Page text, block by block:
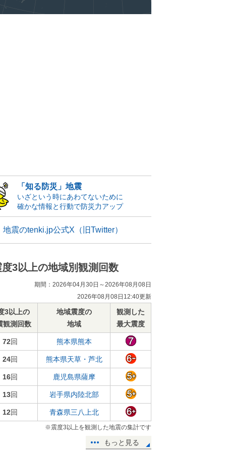
「知る防災」地震
いざという時にあわてないために
確かな情報と行動で防災力アップ
地震のtenki.jp公式X（旧Twitter）
度3以上の地域別観測回数
期間：2026年04月30日～2026年08月08日
2026年08月08日12:40更新
3以上の
観測回数
地域震度の
地域
観測した
最大震度
72回 熊本県熊本
24回 熊本県天草・芦北
16回 鹿児島県薩摩
13回 岩手県内陸北部
12回 青森県三八上北
※震度3以上を観測した地震の集計です
もっと見る